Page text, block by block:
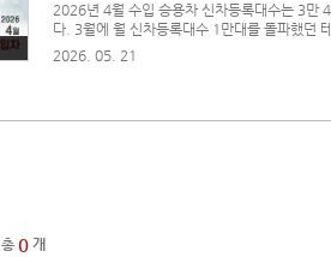
2026년 4월 수입 승용차 신차등록대수는 3
다. 3월에 월 신차등록대수 1만대를 돌파했던
달 동안 팔린 수입차 10대 중 4대에 육박하는
2026. 05. 21
총 0 개